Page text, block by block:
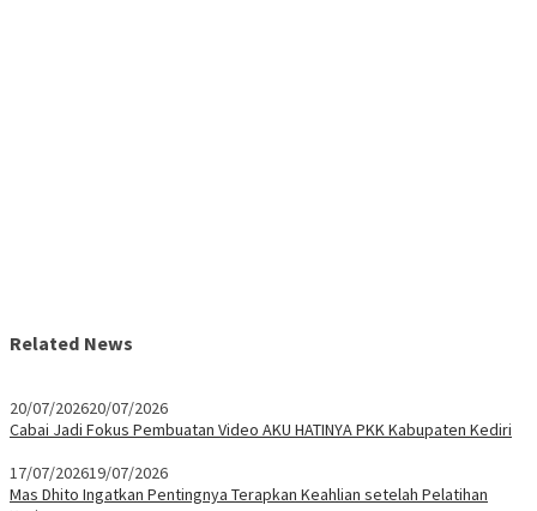
Related News
20/07/202620/07/2026
Cabai Jadi Fokus Pembuatan Video AKU HATINYA PKK Kabupaten Kediri
17/07/202619/07/2026
Mas Dhito Ingatkan Pentingnya Terapkan Keahlian setelah Pelatihan